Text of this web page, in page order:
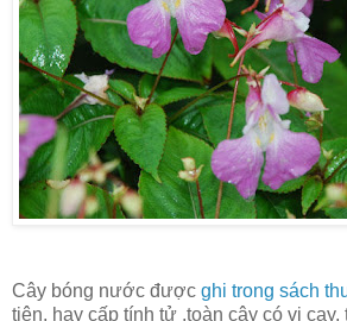
Cây bóng nước được ghi trong sách
tiên, hay cấp tính tử ,toàn cây có vị